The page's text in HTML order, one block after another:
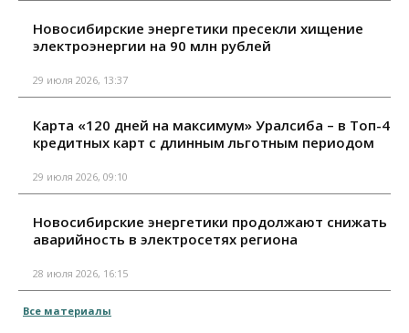
Новосибирские энергетики пресекли хищение
электроэнергии на 90 млн рублей
29 июля 2026, 13:37
Карта «120 дней на максимум» Уралсиба – в Топ-4
кредитных карт с длинным льготным периодом
29 июля 2026, 09:10
Новосибирские энергетики продолжают снижать
аварийность в электросетях региона
28 июля 2026, 16:15
Все материалы